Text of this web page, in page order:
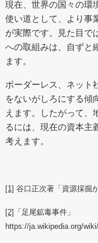
現在、世界の国々の環
使い道として、より事
が実際です。見た目で
への取組みは、自ずと
ます。
ボーダーレス、ネット
をないがしろにする傾
えます。したがって、
るには、現在の資本主
考えます。
[1] 谷口正次著「資源採掘
[2] 「足尾鉱毒事件」
https://ja.wikipedia.org/